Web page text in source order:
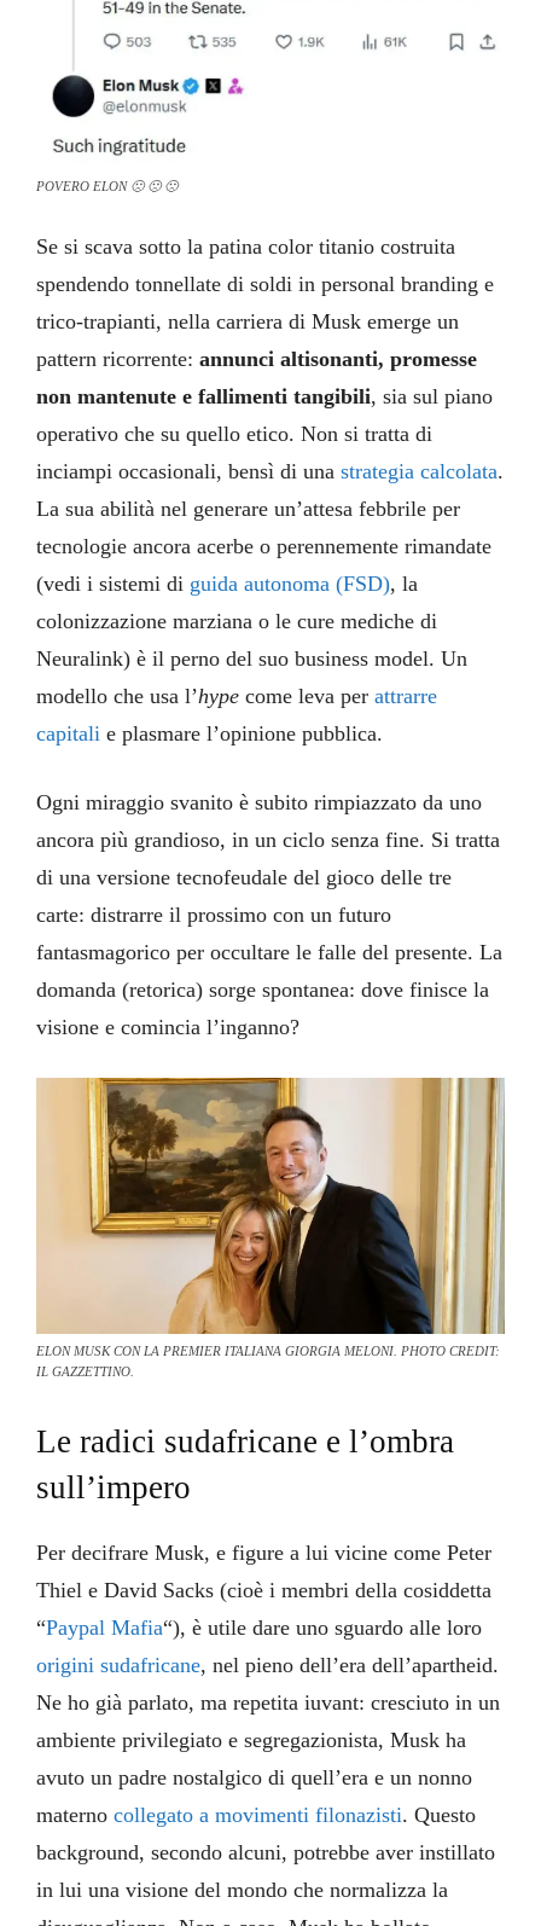
POVERO ELON 🙁 🙁 🙁
Se si scava sotto la patina color titanio costruita
spendendo tonnellate di soldi in personal branding e
trico-trapianti, nella carriera di Musk emerge un
pattern ricorrente:annunci altisonanti, promesse
non mantenute e fallimenti tangibili, sia sul piano
operativo che su quello etico. Non si tratta di
inciampi occasionali, bensì di unastrategia calcolata.
La sua abilità nel generare un’attesa febbrile per
tecnologie ancora acerbe o perennemente rimandate
(vedi i sistemi di guida autonoma (FSD), la
colonizzazione marziana o le cure mediche di
Neuralink) è il perno del suo business model. Un
modello che usa l’hype come leva perattrarre
capitali e plasmare l’opinione pubblica.
Ogni miraggio svanito è subito rimpiazzato da uno
ancora più grandioso, in un ciclo senza fine. Si tratta
di una versione tecnofeudale del gioco delle tre
carte: distrarre il prossimo con un futuro
fantasmagorico per occultare le falle del presente. La
domanda (retorica) sorge spontanea: dove finisce la
visione e comincia l’inganno?
ELON MUSK CON LA PREMIER ITALIANA GIORGIA MELONI. PHOTO CREDIT:
IL GAZZETTINO.
Le radici sudafricane e l’ombra
sull’impero
Per decifrare Musk, e figure a lui vicine come Peter
Thiel e David Sacks (cioè i membri della cosiddetta
“Paypal Mafia“), è utile dare uno sguardo alle loro
origini sudafricane, nel pieno dell’era dell’apartheid.
Ne ho già parlato, ma repetita iuvant: cresciuto in un
ambiente privilegiato e segregazionista, Musk ha
avuto un padre nostalgico di quell’era e un nonno
maternocollegato a movimenti filonazisti. Questo
background, secondo alcuni, potrebbe aver instillato
in lui una visione del mondo che normalizza la